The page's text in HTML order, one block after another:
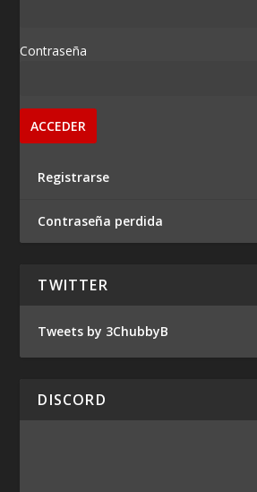
Contraseña
Registrarse
Contraseña perdida
TWITTER
Tweets by 3ChubbyB
DISCORD